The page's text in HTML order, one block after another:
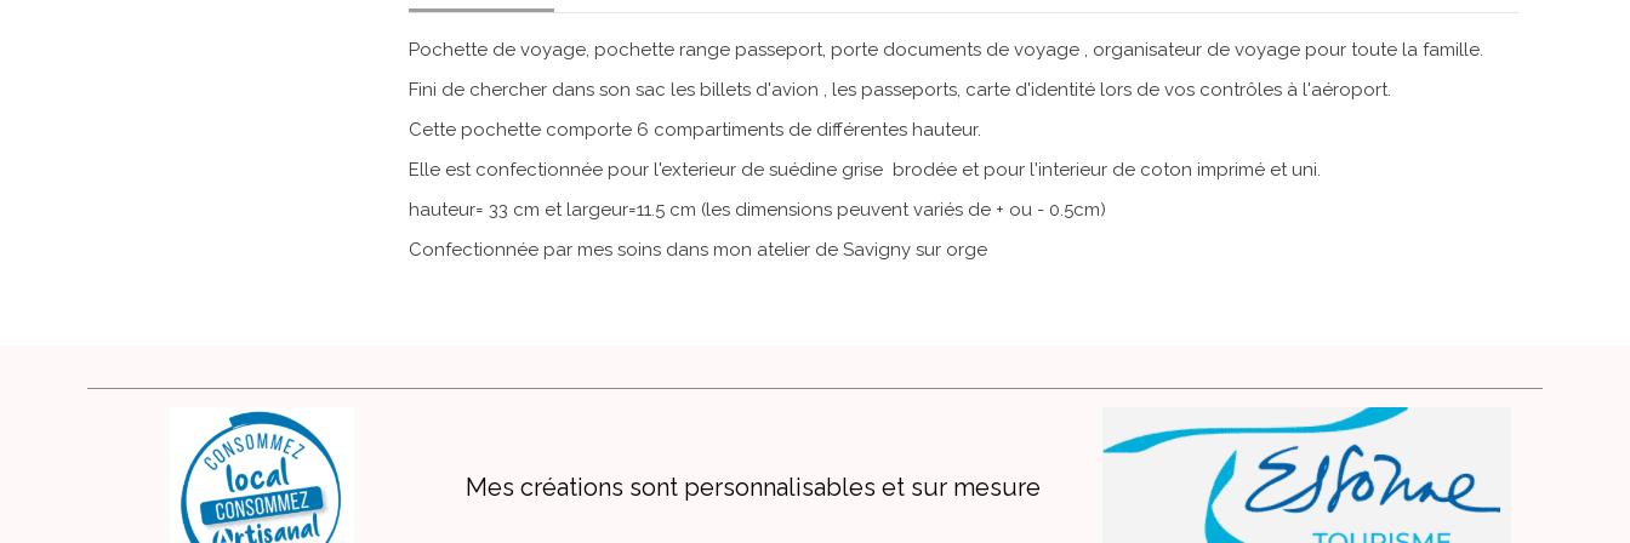
Pochette de voyage, pochette range passeport, porte documents de voyage , organisateur de voyage pour toute la famille.
Fini de chercher dans son sac les billets d'avion , les passeports, carte d'identité lors de vos contrôles à l'aéroport.
Cette pochette comporte 6 compartiments de différentes hauteur.
Elle est confectionnée pour l'exterieur de suédine grise brodée et pour l'interieur de coton imprimé et uni.
hauteur= 33 cm et largeur=11.5 cm (les dimensions peuvent variés de + ou - 0.5cm)
Confectionnée par mes soins dans mon atelier de Savigny sur orge
Mes créations sont personnalisables et sur mesure